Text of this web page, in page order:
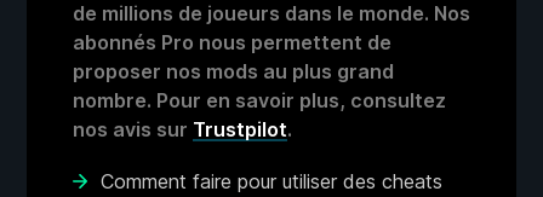
de millions de joueurs dans le monde. Nos
abonnés Pro nous permettent de
proposer nos mods au plus grand
nombre. Pour en savoir plus, consultez
nos avis sur Trustpilot.
Comment faire pour utiliser des cheats